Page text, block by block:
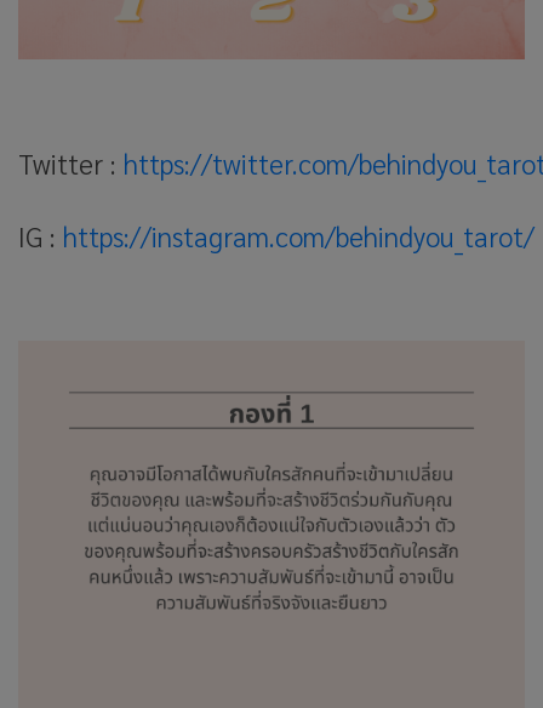
Twitter : https://twitter.com/
IG : https://instagram.com/behindyou_tarot/